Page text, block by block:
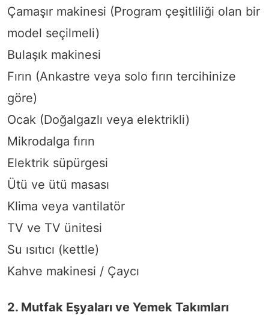
Çamaşır makinesi (Program çeşitliliği olan bir
model seçilmeli)
Bulaşık makinesi
Fırın (Ankastre veya solo fırın tercihinize
göre)
Ocak (Doğalgazlı veya elektrikli)
Mikrodalga fırın
Elektrik süpürgesi
Ütü ve ütü masası
Klima veya vantilatör
TV ve TV ünitesi
Su ısıtıcı (kettle)
Kahve makinesi / Çaycı
2. Mutfak Eşyaları ve Yemek Takımları